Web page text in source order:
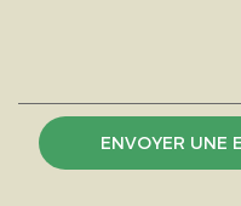
ENVOYER UNE